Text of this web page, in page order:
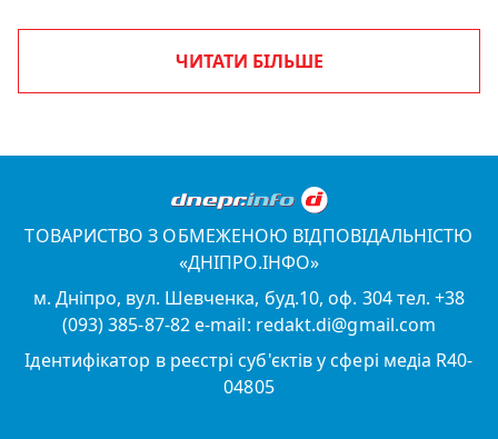
ЧИТАТИ БІЛЬШЕ
ТОВАРИСТВО З ОБМЕЖЕНОЮ ВІДПОВІДАЛЬНІСТЮ
«ДНІПРО.ІНФО»
м. Дніпро, вул. Шевченка, буд.10, оф. 304 тел. +38
(093) 385-87-82 e-mail: redakt.di@gmail.com
Ідентифікатор в реєстрі суб'єктів у сфері медіа R40-
04805